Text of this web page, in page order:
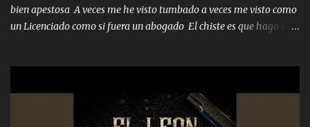
bien apestosa A veces me he visto tumbado a veces me visto como
un Licenciado como si fuera un abogado El chiste es que hago lo
corriente no quieren verte subir de level trucha mis plebes Música
A veces me pongo un sombrero a veces me ven la cachucha de lado